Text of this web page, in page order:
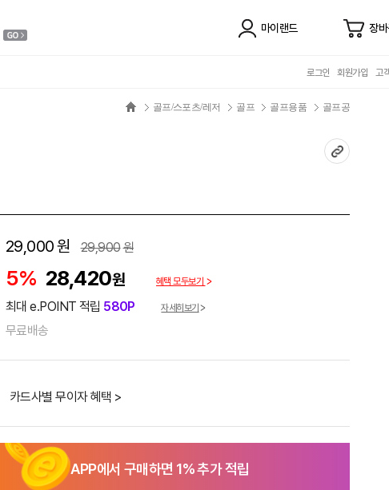
마이랜드 장
로그인 회원가입 고
골프/스포츠/레저 골프 골프용품 골프공
29,000원 29,900원
5% 28,420원 혜택 모두보기
최대 e.POINT 적립 580P 자세히보기
무료배송
카드사별 무이자 혜택 >
APP에서 구매하면 1% 추가 적립